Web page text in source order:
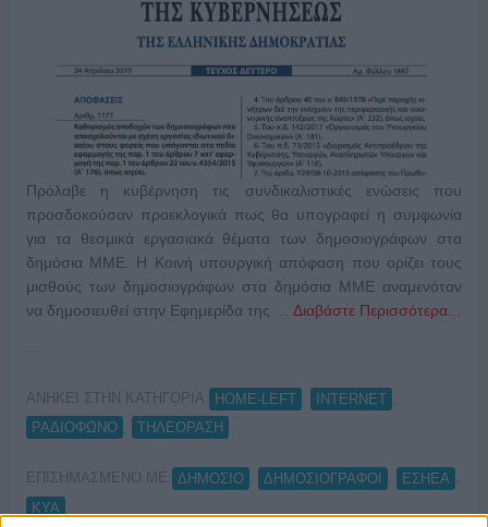
Πρόλαβε η κυβέρνηση τις συνδικαλιστικές ενώσεις που
προσδοκούσαν προεκλογικά πως θα υπογραφεί η συμφωνία
για τα θεσμικά εργασιακά θέματα των δημοσιογράφων στα
δημόσια ΜΜΕ. Η Κοινή υπουργική απόφαση που ορίζει τους
μισθούς των δημοσιογράφων στα δημόσια ΜΜΕ αναμενόταν
να δημοσιευθεί στην Εφημερίδα της … Διαβάστε Περισσότερα...
ΑΝΗΚΕΙ ΣΤΗΝ ΚΑΤΗΓΟΡΙΑ: HOME-LEFT INTERNET
ΡΑΔΙΟΦΩΝΟ
ΤΗΛΕΟΡΑΣΗ
ΕΠΙΣΗΜΑΣΜΕΝΟ ΜΕ: ΔΗΜΟΣΙΟ ΔΗΜΟΣΙΟΓΡΑΦΟΙ ΕΣΗΕΑ
ΚΥΑ